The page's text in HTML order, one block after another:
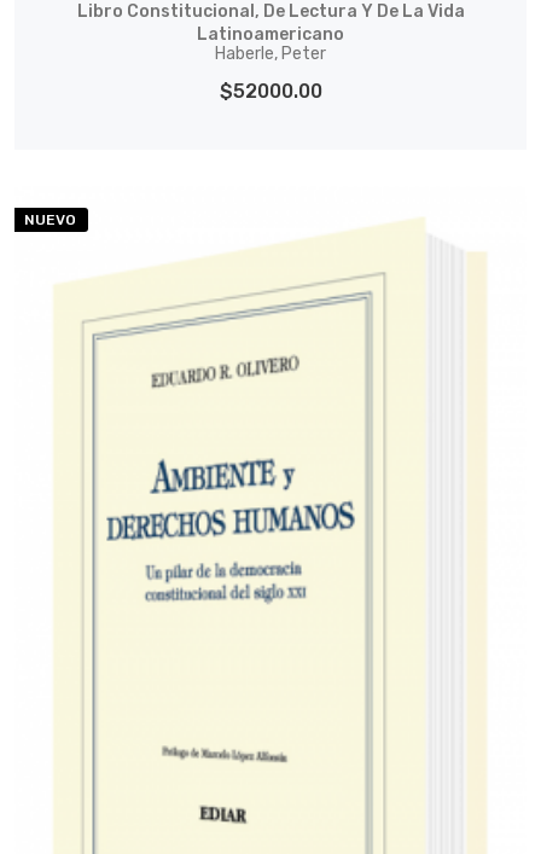
Libro Constitucional, De Lectura Y De La Vida
Latinoamericano
Haberle, Peter
$52000.00
NUEVO